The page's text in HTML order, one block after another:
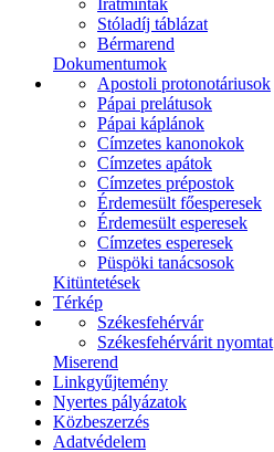
Iratminták
Stóladíj táblázat
Bérmarend
Dokumentumok
Apostoli protonotáriusok
Pápai prelátusok
Pápai káplánok
Címzetes kanonokok
Címzetes apátok
Címzetes prépostok
Érdemesült főesperesek
Érdemesült esperesek
Címzetes esperesek
Püspöki tanácsosok
Kitüntetések
Térkép
Székesfehérvár
Székesfehérvárit nyomtat
Miserend
Linkgyűjtemény
Nyertes pályázatok
Közbeszerzés
Adatvédelem